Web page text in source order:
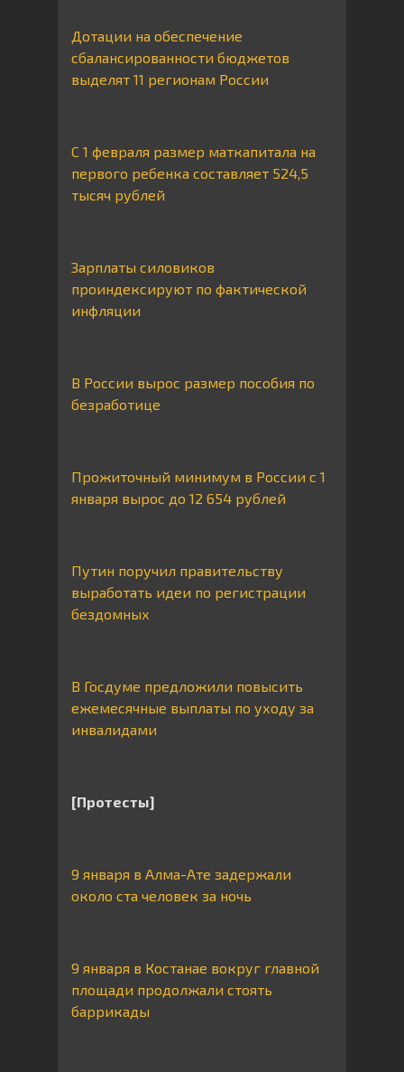
Дотации на обеспечение
сбалансированности бюджетов
выделят 11 регионам России
С 1 февраля размер маткапитала на
первого ребенка составляет 524,5
тысяч рублей
Зарплаты силовиков
проиндексируют по фактической
инфляции
В России вырос размер пособия по
безработице
Прожиточный минимум в России с 1
января вырос до 12 654 рублей
Путин поручил правительству
выработать идеи по регистрации
бездомных
В Госдуме предложили повысить
ежемесячные выплаты по уходу за
инвалидами
[Протесты]
9 января в Алма-Ате задержали
около ста человек за ночь
9 января в Костанае вокруг главной
площади продолжали стоять
баррикады